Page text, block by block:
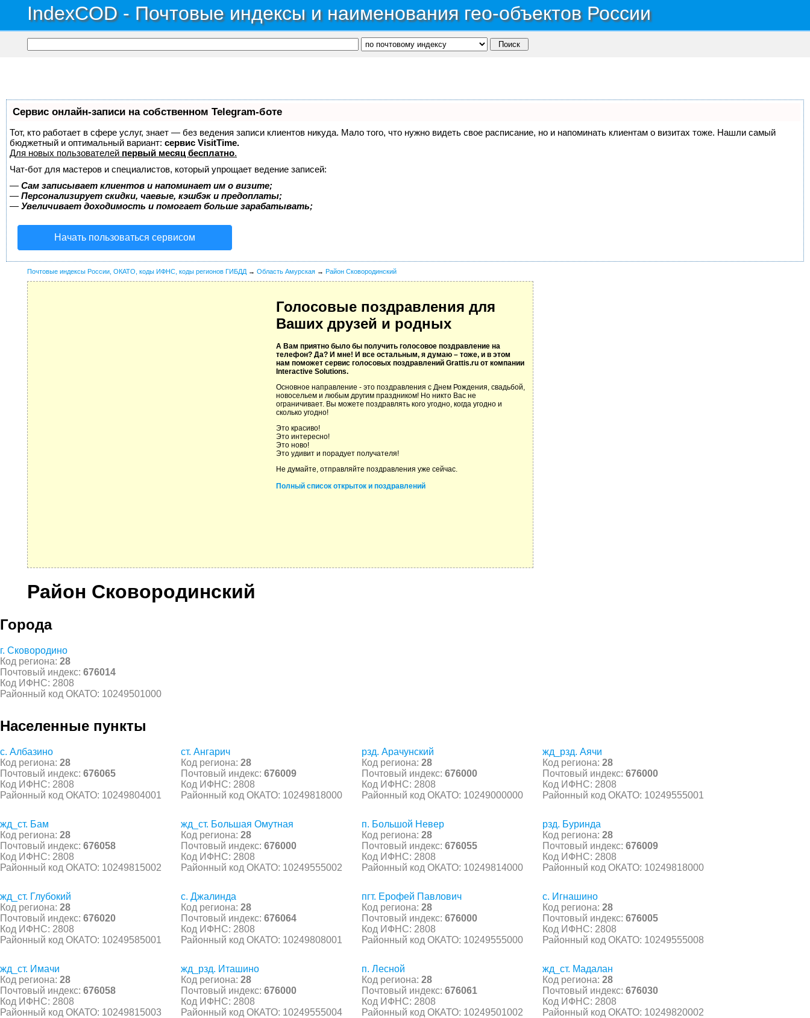
IndexCOD - Почтовые индексы и наименования гео-объектов России
Сервис онлайн-записи на собственном Telegram-боте
Тот, кто работает в сфере услуг, знает — без ведения записи клиентов никуда. Мало того, что нужно видеть свое расписание, но и напоминать клиентам о визитах тоже. Нашли самый
бюджетный и оптимальный вариант: сервис VisitTime.
Для новых пользователей первый месяц бесплатно.
Чат-бот для мастеров и специалистов, который упрощает ведение записей:
— Сам записывает клиентов и напоминает им о визите;
— Персонализирует скидки, чаевые, кэшбэк и предоплаты;
— Увеличивает доходимость и помогает больше зарабатывать;
Начать пользоваться сервисом
Почтовые индексы России, ОКАТО, коды ИФНС, коды регионов ГИБДД → Область Амурская → Район Сковородинский
Голосовые поздравления для
Ваших друзей и родных
А Вам приятно было бы получить голосовое поздравление на
телефон? Да? И мне! И все остальным, я думаю – тоже, и в этом
нам поможет сервис голосовых поздравлений Grattis.ru от компании
Interactive Solutions.
Основное направление - это поздравления с Днем Рождения, свадьбой,
новосельем и любым другим праздником! Но никто Вас не
ограничивает. Вы можете поздравлять кого угодно, когда угодно и
сколько угодно!
Это красиво!
Это интересно!
Это ново!
Это удивит и порадует получателя!
Не думайте, отправляйте поздравления уже сейчас.
Полный список открыток и поздравлений
Район Сковородинский
Города
г. Сковородино
Код региона: 28
Почтовый индекс: 676014
Код ИФНС: 2808
Районный код ОКАТО: 10249501000
Населенные пункты
с. Албазино
Код региона: 28
Почтовый индекс: 676065
Код ИФНС: 2808
Районный код ОКАТО: 10249804001
ст. Ангарич
Код региона: 28
Почтовый индекс: 676009
Код ИФНС: 2808
Районный код ОКАТО: 10249818000
рзд. Арачунский
Код региона: 28
Почтовый индекс: 676000
Код ИФНС: 2808
Районный код ОКАТО: 10249000000
жд_рзд. Аячи
Код региона: 28
Почтовый индекс: 676000
Код ИФНС: 2808
Районный код ОКАТО: 10249555001
жд_ст. Бам
Код региона: 28
Почтовый индекс: 676058
Код ИФНС: 2808
Районный код ОКАТО: 10249815002
жд_ст. Большая Омутная
Код региона: 28
Почтовый индекс: 676000
Код ИФНС: 2808
Районный код ОКАТО: 10249555002
п. Большой Невер
Код региона: 28
Почтовый индекс: 676055
Код ИФНС: 2808
Районный код ОКАТО: 10249814000
рзд. Буринда
Код региона: 28
Почтовый индекс: 676009
Код ИФНС: 2808
Районный код ОКАТО: 10249818000
жд_ст. Глубокий
Код региона: 28
Почтовый индекс: 676020
Код ИФНС: 2808
Районный код ОКАТО: 10249585001
с. Джалинда
Код региона: 28
Почтовый индекс: 676064
Код ИФНС: 2808
Районный код ОКАТО: 10249808001
пгт. Ерофей Павлович
Код региона: 28
Почтовый индекс: 676000
Код ИФНС: 2808
Районный код ОКАТО: 10249555000
с. Игнашино
Код региона: 28
Почтовый индекс: 676005
Код ИФНС: 2808
Районный код ОКАТО: 10249555008
жд_ст. Имачи
Код региона: 28
Почтовый индекс: 676058
Код ИФНС: 2808
Районный код ОКАТО: 10249815003
жд_рзд. Иташино
Код региона: 28
Почтовый индекс: 676000
Код ИФНС: 2808
Районный код ОКАТО: 10249555004
п. Лесной
Код региона: 28
Почтовый индекс: 676061
Код ИФНС: 2808
Районный код ОКАТО: 10249501002
жд_ст. Мадалан
Код региона: 28
Почтовый индекс: 676030
Код ИФНС: 2808
Районный код ОКАТО: 10249820002